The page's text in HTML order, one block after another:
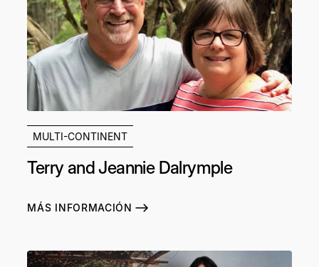
MULTI-CONTINENT
Terry and Jeannie Dalrymple
MÁS INFORMACIÓN